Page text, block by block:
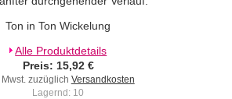
Ton in Ton Wickelung
Alle Produktdetails
Preis: 15,92 €
zuzüglich Versandkosten
Lagernd: 10